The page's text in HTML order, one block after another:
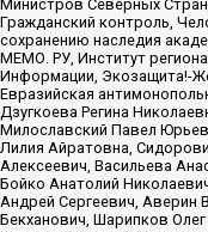
Министров Северных
Гражданский контроль,
сохранению наследия
МЕМО. РУ, Институт
Информации, Экозащита!-
Евразийская
Дзугкоева Регина
Милославский Павел
Лилия Айратовна,
Алексеевич, Васильева
Бойко Анатолий
Андрей Сергеевич, Аверин
Бекханович, Шарипков